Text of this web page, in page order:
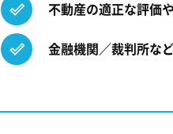
不動産の適正な評価
金融機関／裁判所な